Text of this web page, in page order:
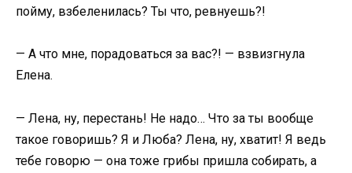
пойму, взбеленилась? Ты что, ревнуешь?!
— А что мне, порадоваться за вас?! — взвизгнула
Елена.
— Лена, ну, перестань! Не надо… Что за ты вообще
такое говоришь? Я и Люба? Лена, ну, хватит! Я ведь
тебе говорю — она тоже грибы пришла собирать, а